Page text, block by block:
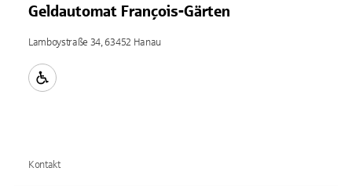
Geldautomat François-Gärten
Lamboystraße 34, 63452 Hanau
Kontakt